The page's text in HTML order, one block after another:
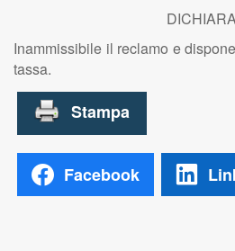
Inammissibile il reclamo e
tassa.
Facebook